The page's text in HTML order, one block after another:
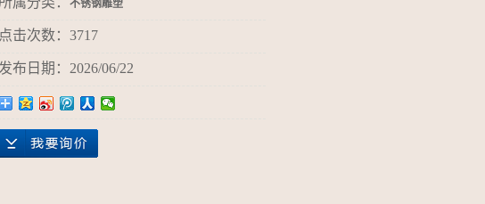
不锈钢雕塑
点击次数： 3717
发布日期： 2026/06/22